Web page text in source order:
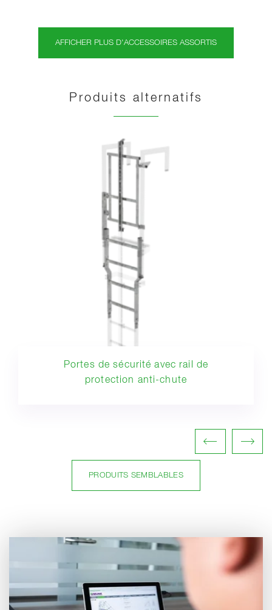
AFFICHER PLUS D'ACCESSOIRES ASSORTIS
Produits alternatifs
Portes de sécurité avec rail de
protection anti-chute
PRODUITS SEMBLABLES